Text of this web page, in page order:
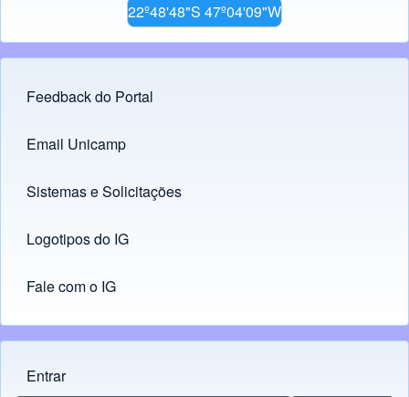
22º48'48"S 47º04'09"W
Footer menu
Feedback do Portal
Links
Email Unicamp
(opens in new tab)
Sistemas e Solicitações
(opens in new tab)
Logotipos do IG
(opens in new tab)
Fale com o IG
Menu do usuário
Entrar